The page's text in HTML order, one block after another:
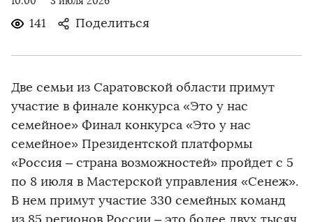
141 Поделиться
Две семьи из Саратовской области примут
участие в финале конкурса «Это у нас
семейное» Финал конкурса «Это у нас
семейное» Президентской платформы
«Россия – страна возможностей» пройдет с 5
по 8 июля в Мастерской управления «Сенеж».
В нем примут участие 330 семейных команд